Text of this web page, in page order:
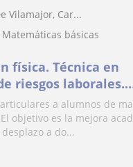
Vilamajor, Car...
básicas
física. Técnica en
riesgos laborales.
instalaciones
a alumnos de
objetivo es la mejora
a do...